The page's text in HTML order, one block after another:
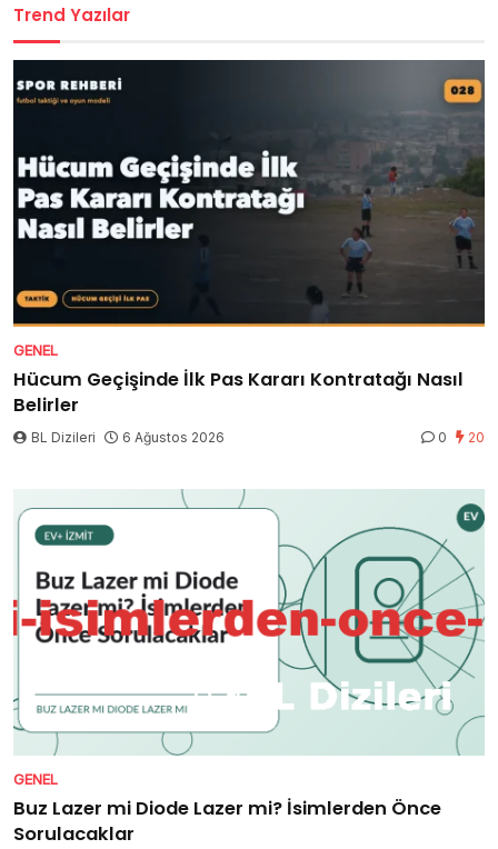
Trend Yazılar
GENEL
Hücum Geçişinde İlk Pas Kararı Kontratağı Nasıl
Belirler
BL Dizileri 6 Ağustos 2026 0 20
GENEL
Buz Lazer mi Diode Lazer mi? İsimlerden Önce
Sorulacaklar